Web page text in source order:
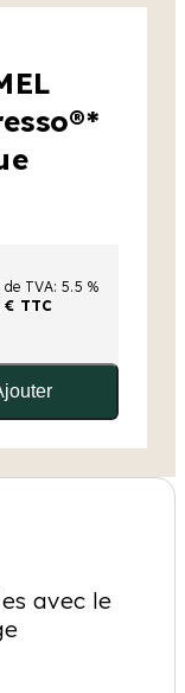
de TVA: 5.5 %
€ TTC
avec le